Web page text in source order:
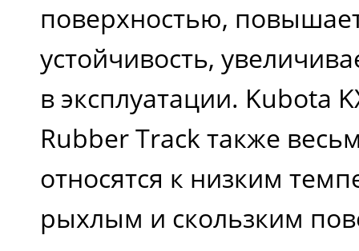
поверхностью,
устойчивость,
в эксплуатации. Kubota
Rubber Track также
относятся к низким
рыхлым и скользким